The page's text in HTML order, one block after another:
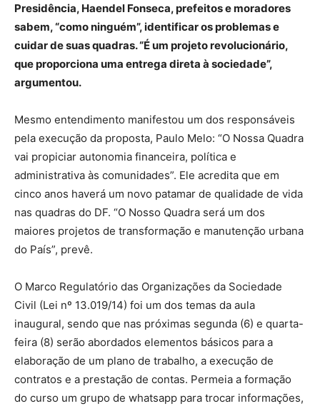
Presidência, Haendel Fonseca, prefeitos e moradores
sabem, “como ninguém”, identificar os problemas e
cuidar de suas quadras. “É um projeto revolucionário,
que proporciona uma entrega direta à sociedade”,
argumentou.
Mesmo entendimento manifestou um dos responsáveis
pela execução da proposta, Paulo Melo: “O Nossa Quadra
vai propiciar autonomia financeira, política e
administrativa às comunidades”. Ele acredita que em
cinco anos haverá um novo patamar de qualidade de vida
nas quadras do DF. “O Nosso Quadra será um dos
maiores projetos de transformação e manutenção urbana
do País”, prevê.
O Marco Regulatório das Organizações da Sociedade
Civil (Lei nº 13.019/14) foi um dos temas da aula
inaugural, sendo que nas próximas segunda (6) e quarta-
feira (8) serão abordados elementos básicos para a
elaboração de um plano de trabalho, a execução de
contratos e a prestação de contas. Permeia a formação
do curso um grupo de whatsapp para trocar informações,